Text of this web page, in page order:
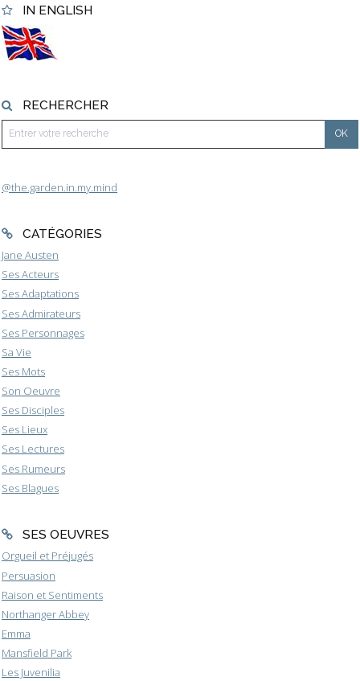
IN ENGLISH
RECHERCHER
@the.garden.in.my.mind
CATÉGORIES
Jane Austen
Ses Acteurs
Ses Adaptations
Ses Admirateurs
Ses Personnages
Sa Vie
Ses Mots
Son Oeuvre
Ses Disciples
Ses Lieux
Ses Lectures
Ses Rumeurs
Ses Blagues
SES OEUVRES
Orgueil et Préjugés
Persuasion
Raison et Sentiments
Northanger Abbey
Emma
Mansfield Park
Les Juvenilia